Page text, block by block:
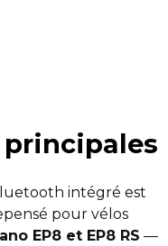
principales
intégré est
pour vélos
EP8 et EP8 RS —